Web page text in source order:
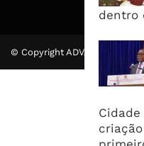
dentro
© Copyright ADVALUE. Todos